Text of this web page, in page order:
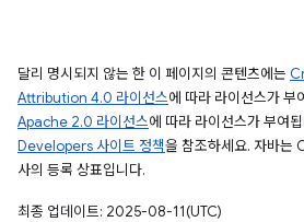
달리 명시되지 않는 한 이 페이지의 콘텐츠에는
Attribution 4.0 라이선스에 따라 라이선스가 부
Apache 2.0 라이선스에 따라 라이선스가 부여
Developers 사이트 정책을 참조하세요. 자바
사의 등록 상표입니다.
최종 업데이트: 2025-08-11(UTC)